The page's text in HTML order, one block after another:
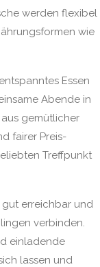
werden flexibel
wie
Essen
Abende in
gemütlicher
fairer Preis-
Treffpunkt
gut erreichbar und
verbinden.
einladende
lassen und